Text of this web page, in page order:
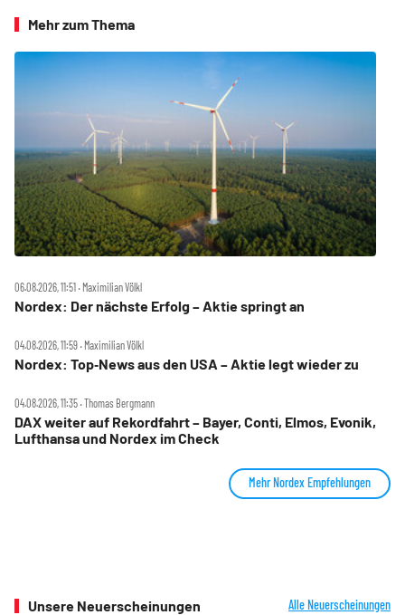
Mehr zum Thema
06.08.2026, 11:51 ‧ Maximilian Völkl
Nordex: Der nächste Erfolg – Aktie springt an
04.08.2026, 11:59 ‧ Maximilian Völkl
Nordex: Top‑News aus den USA – Aktie legt wieder zu
04.08.2026, 11:35 ‧ Thomas Bergmann
DAX weiter auf Rekordfahrt – Bayer, Conti, Elmos, Evonik,
Lufthansa und Nordex im Check
Mehr Nordex Empfehlungen
Unsere Neuerscheinungen Alle Neuerscheinungen